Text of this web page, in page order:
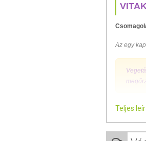
Az egy
A K2-
erősebbé
Teljes